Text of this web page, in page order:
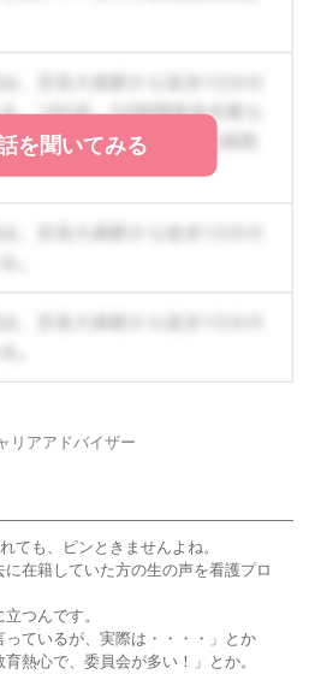
を聞いてみる
リアアドバイザー
ても、ピンときませんよね。
在籍していた方の生の声を看護プロ
つんです。
ているが、実際は・・・・」とか
熱心で、委員会が多い！」とか。